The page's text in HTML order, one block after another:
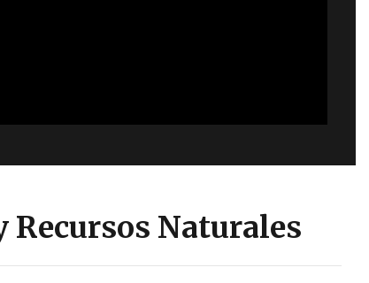
Recursos Naturales